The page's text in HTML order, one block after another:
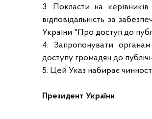
3. Покласти на
відповідальність за
України "Про доступ до
4. Запропонувати
доступу громадян до
5. Цей Указ набирає
Президент